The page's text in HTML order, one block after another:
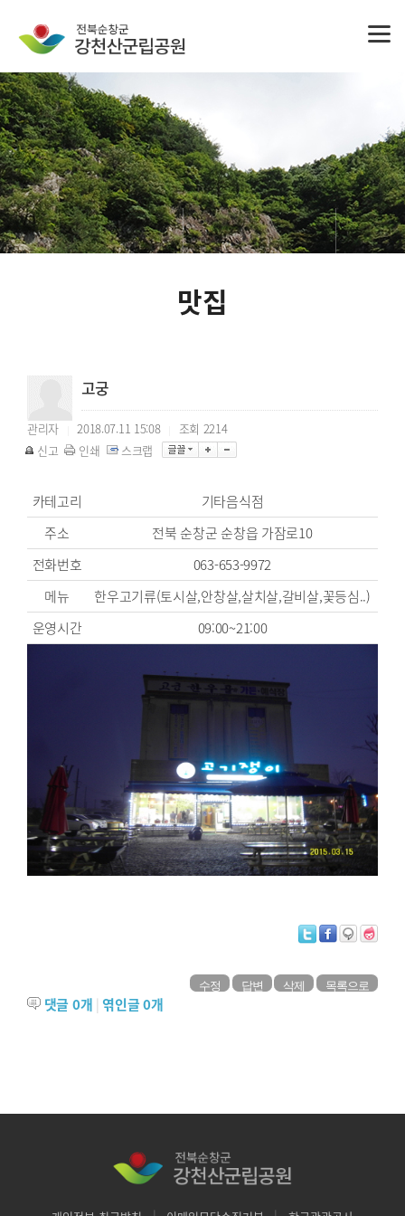
맛집
고궁
관리자 2018.07.11 15:08 조회 2214
신고
인쇄 스크랩
카테고리
기타음식점
주소
전북 순창군 순창읍 가잠로10
전화번호
063-653-9972
메뉴
한우고기류(토시살,안창살,살치살,갈비살,꽃등심..)
운영시간
09:00~21:00
수정 답변 삭제 목록으로
댓글0개 |엮인글0개